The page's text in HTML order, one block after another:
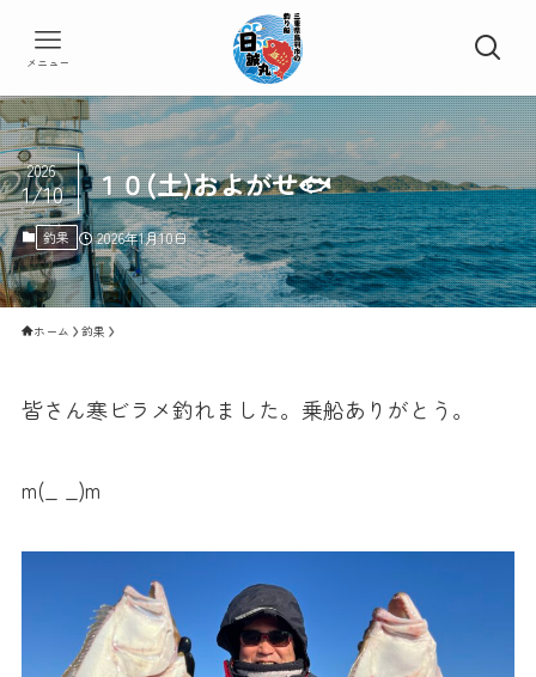
メニュー
１０(土)およがせ🐟
2026
1/10
釣果 2026年1月10日
ホーム 釣果
皆さん寒ビラメ釣れました。乗船ありがとう。
m(_ _)m